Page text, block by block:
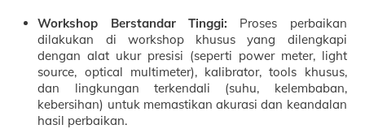
Workshop Berstandar Tinggi: Proses perbaikan
dilakukan di workshop khusus yang dilengkapi
dengan alat ukur presisi (seperti power meter, light
source, optical multimeter), kalibrator, tools khusus,
dan lingkungan terkendali (suhu, kelembaban,
kebersihan) untuk memastikan akurasi dan keandalan
hasil perbaikan.